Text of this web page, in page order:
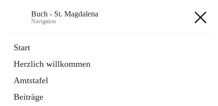
Buch - St. Magdalena
Navigation
Start
Herzlich willkommen
Amtstafel
Beiträge
11 Schnellzugriffe
Bürgerservice